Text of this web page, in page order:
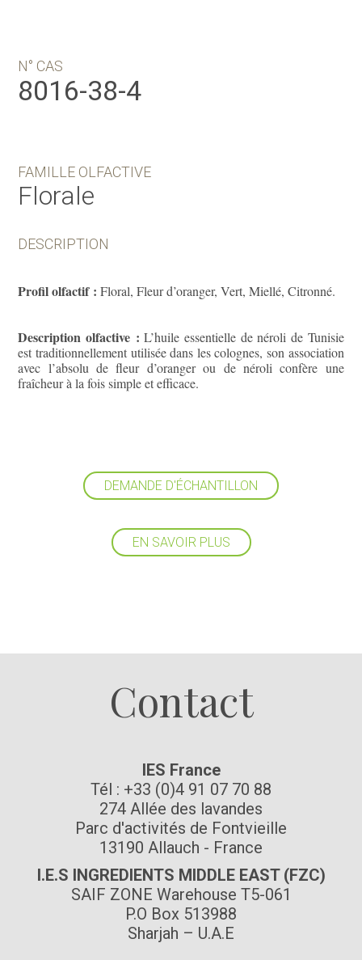
N° CAS
8016-38-4
FAMILLE OLFACTIVE
Florale
DESCRIPTION
Profil olfactif : Floral, Fleur d’oranger, Vert, Miellé, Citronné.
Description olfactive : L’huile essentielle de néroli de Tunisie
est traditionnellement utilisée dans les colognes, son association
avec l’absolu de fleur d’oranger ou de néroli confère une
fraîcheur à la fois simple et efficace.
DEMANDE D'ÉCHANTILLON
EN SAVOIR PLUS
Contact
IES France
Tél : +33 (0)4 91 07 70 88
274 Allée des lavandes
Parc d'activités de Fontvieille
13190 Allauch - France
I.E.S INGREDIENTS MIDDLE EAST (FZC)
SAIF ZONE Warehouse T5-061
P.O Box 513988
Sharjah – U.A.E